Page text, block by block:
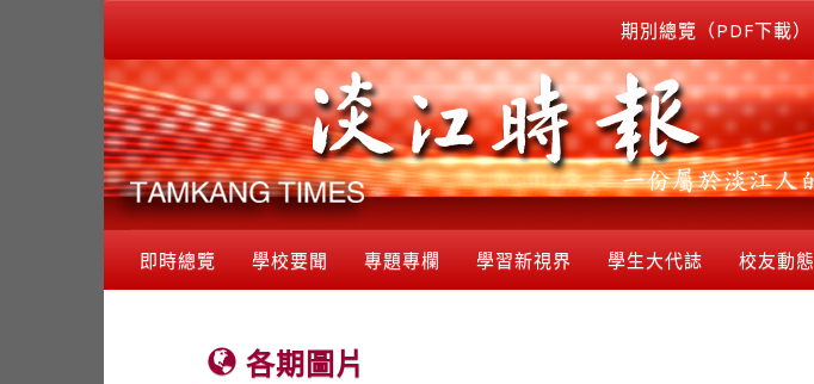
期別總覽（PDF下載）
即時總覽 學校要聞 專題專欄 學習新視界 學生大代誌 校友動態
各期圖片